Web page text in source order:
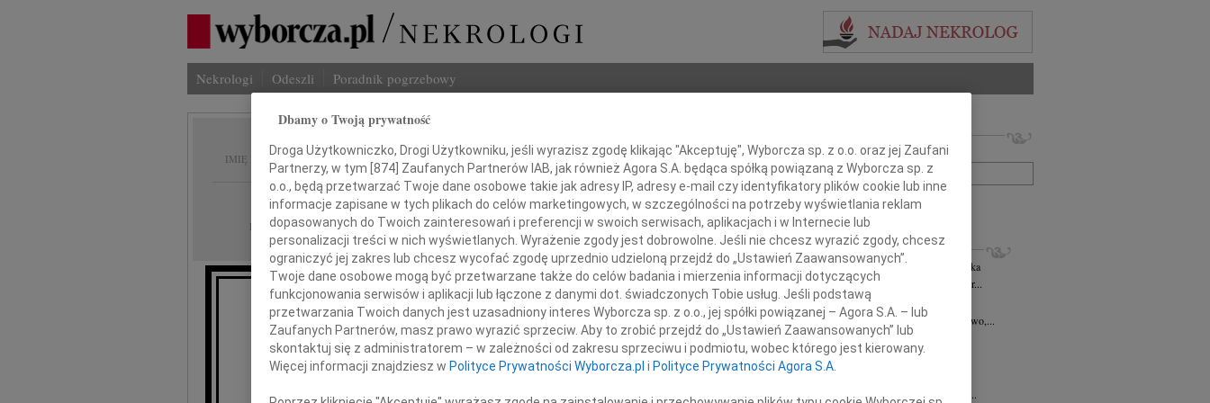
Nekrologi Odeszli Poradnik pogrzebowy
IMIĘ I NAZWISKO: Roman Bogacz
REGION: cała Polska, Kraków
DATA EMISJI: 07.04.2018
Z głębokim żalem zawiadamiamy,
że w dniu 3 kwietnia 2018 roku, po ciężkiej chorobie,
odszedł od nas
Imię i nazwisko lub numer ogłoszenia:
+ szukanie zaawansowane
INNE NEKROLOGI
Małgorzata Kościelska06.08.2026
cała Polska
Z głębokim smutkiem żegnam Panią Profesor...
03.08.2026Kraków
Dla Basi Domek, Dora i Klaudiusz, Eliza, Gwo,...
Marta Rytel
31.07.2026
Z głębokim żalem w sercu żegnamy naszą...
Stanisław Gomułka
Z głębokim żalem przyjęliśmy wiadomość o...
Dbamy o Twoją prywatność
Droga Użytkowniczko, Drogi Użytkowniku, jeśli wyrazisz zgodę klikając "Akceptuję", Wyborcza sp. z o.o. oraz jej Zaufani
Partnerzy, w tym [874] Zaufanych Partnerów IAB, jak również Agora S.A. będąca spółką powiązaną z Wyborcza sp. z
o.o., będą przetwarzać Twoje dane osobowe takie jak adresy IP, adresy e-mail czy identyfikatory plików cookie lub inne
informacje zapisane w tych plikach do celów marketingowych, w szczególności na potrzeby wyświetlania reklam
dopasowanych do Twoich zainteresowań i preferencji w swoich serwisach, aplikacjach i w Internecie lub
personalizacji treści w nich wyświetlanych. Wyrażenie zgody jest dobrowolne. Jeśli nie chcesz wyrazić zgody, chcesz
ograniczyć jej zakres lub chcesz wycofać zgodę uprzednio udzieloną przejdź do „Ustawień Zaawansowanych”.
Twoje dane osobowe mogą być przetwarzane także do celów badania i mierzenia informacji dotyczących
funkcjonowania serwisów i aplikacji lub łączone z danymi dot. świadczonych Tobie usług. Jeśli podstawą
przetwarzania Twoich danych jest uzasadniony interes Wyborcza sp. z o.o., jej spółki powiązanej – Agora S.A. – lub
Zaufanych Partnerów, masz prawo wyrazić sprzeciw. Aby to zrobić przejdź do „Ustawień Zaawansowanych” lub
skontaktuj się z administratorem – w zależności od zakresu sprzeciwu i podmiotu, wobec którego jest kierowany.
Więcej informacji znajdziesz w Polityce Prywatności Wyborcza.pl i Polityce Prywatności Agora S.A.